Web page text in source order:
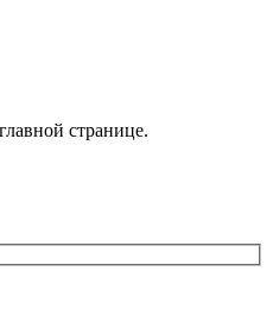
странице.